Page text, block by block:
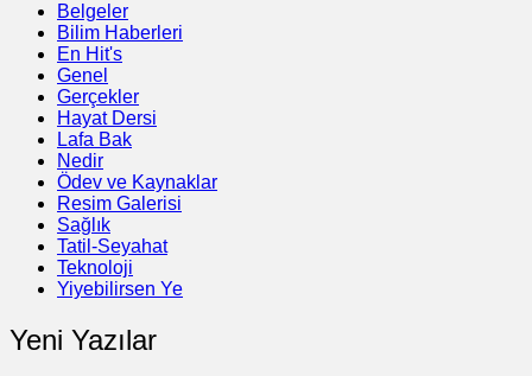
Belgeler
Bilim Haberleri
En Hit's
Genel
Gerçekler
Hayat Dersi
Lafa Bak
Nedir
Ödev ve Kaynaklar
Resim Galerisi
Sağlık
Tatil-Seyahat
Teknoloji
Yiyebilirsen Ye
Yeni Yazılar